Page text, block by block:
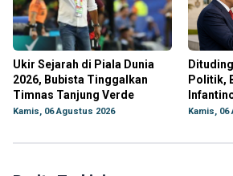
Ukir Sejarah di Piala Dunia
2026, Bubista Tinggalkan
Timnas Tanjung Verde
Kamis, 06 Agustus 2026
Politik,
Kamis, 06